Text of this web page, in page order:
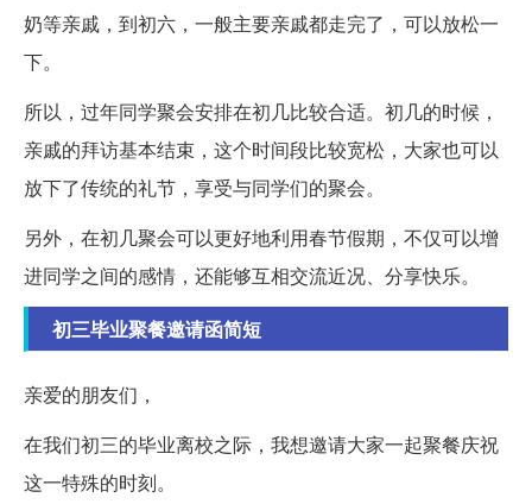
奶等亲戚，到初六，一般主要亲戚都走完了，可以放松一
下。
所以，过年同学聚会安排在初几比较合适。初几的时候，
亲戚的拜访基本结束，这个时间段比较宽松，大家也可以
放下了传统的礼节，享受与同学们的聚会。
另外，在初几聚会可以更好地利用春节假期，不仅可以增
进同学之间的感情，还能够互相交流近况、分享快乐。
初三毕业聚餐邀请函简短
亲爱的朋友们，
在我们初三的毕业离校之际，我想邀请大家一起聚餐庆祝
这一特殊的时刻。